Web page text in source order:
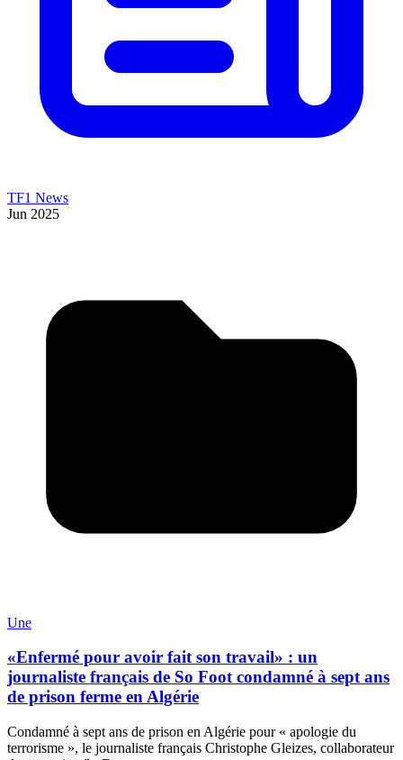
TF1 News
Jun 2025
Une
«Enfermé pour avoir fait son travail» : un
journaliste français de So Foot condamné à sept ans
de prison ferme en Algérie
Condamné à sept ans de prison en Algérie pour « apologie du
terrorisme », le journaliste français Christophe Gleizes, collaborateur